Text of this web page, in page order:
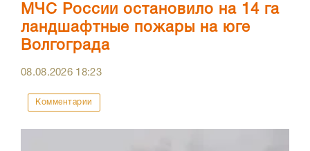
МЧС России остановило на 14 га
ландшафтные пожары на юге
Волгограда
08.08.2026 18:23
Комментарии